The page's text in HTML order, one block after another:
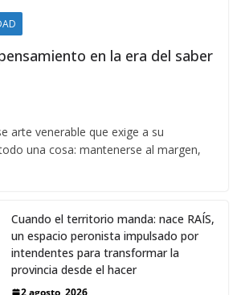
en la era del saber
arte venerable que exige a su
una cosa: mantenerse al margen,
Cuando el territorio manda: nace RAÍS,
un espacio peronista impulsado por
intendentes para transformar la
provincia desde el hacer